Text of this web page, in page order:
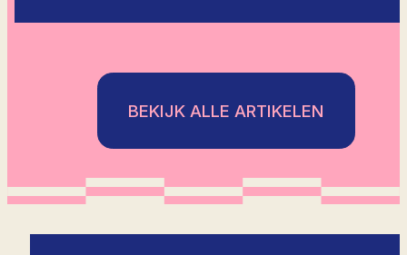
BEKIJK ALLE ARTIKELEN